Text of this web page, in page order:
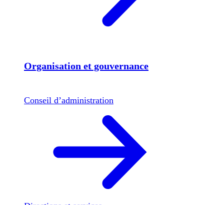
Organisation et gouvernance
Conseil d’administration